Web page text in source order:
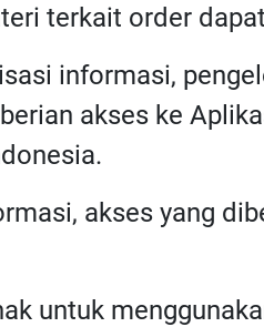
terkait order
informasi,
akses ke
akses yang
untuk